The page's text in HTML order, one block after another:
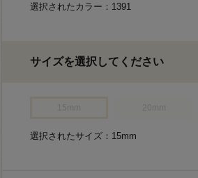
選択されたカラー：1391
サイズを選択してください
選択されたサイズ：15mm